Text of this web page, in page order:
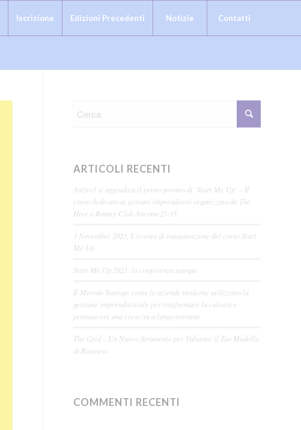
Iscrizione Edizioni Precedenti Notizie Contatti
ARTICOLI RECENTI
Antfeel si aggiudica il primo premio di ‘Start Me Up’ – Il
corso dedicato ai giovani imprenditori organizzato da The
Hive e Rotary Club Ancona 25-35
3 Novembre 2023, L’evento di inaugurazione del corso Start
Me Up
Start Me Up 2023: la conferenza stampa
Il Metodo Startup: come le aziende moderne utilizzano la
gestione imprenditoriale per trasformare la cultura e
promuovere una crescita a lungo-termine
The Grid – Un Nuovo Strumento per Valutare il Tuo Modello
di Business
COMMENTI RECENTI